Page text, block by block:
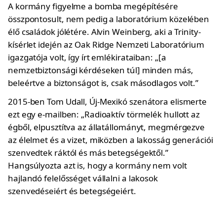
A kormány figyelme a bomba megépítésére
összpontosult, nem pedig a laboratórium közelében
élő családok jólétére. Alvin Weinberg, aki a Trinity-
kísérlet idején az Oak Ridge Nemzeti Laboratórium
igazgatója volt, így írt emlékirataiban: „[a
nemzetbiztonsági kérdéseken túl] minden más,
beleértve a biztonságot is, csak másodlagos volt.”
2015-ben Tom Udall, Új-Mexikó szenátora elismerte
ezt egy e-mailben: „Radioaktív törmelék hullott az
égből, elpusztítva az állatállományt, megmérgezve
az élelmet és a vizet, miközben a lakosság generációi
szenvedtek ráktól és más betegségektől.”
Hangsúlyozta azt is, hogy a kormány nem volt
hajlandó felelősséget vállalni a lakosok
szenvedéseiért és betegségeiért.